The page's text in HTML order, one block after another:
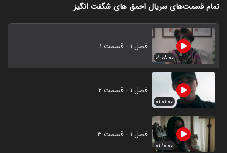
تمام قسمت‌های سریال احمق های شگفت انگیز
۰۱:۰۸:۰۰
فصل ۱ - قسمت ۱
۰۱:۰۱:۰۰
فصل ۱ - قسمت ۲
۰۱:۱۰:۰۰
فصل ۱ - قسمت ۳